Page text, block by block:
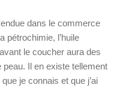
dans le commerce
pétrochimie, l’huile
le coucher aura des
Il en existe tellement
je connais et que j’ai